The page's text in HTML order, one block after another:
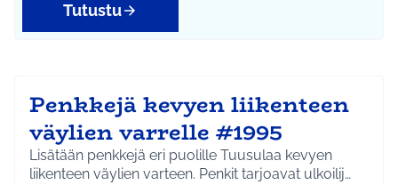
Tutustu
Penkkejä kevyen liikenteen
väylien varrelle #1995
Lisätään penkkejä eri puolille Tuusulaa kevyen
liikenteen väylien varteen. Penkit tarjoavat ulkoilij…